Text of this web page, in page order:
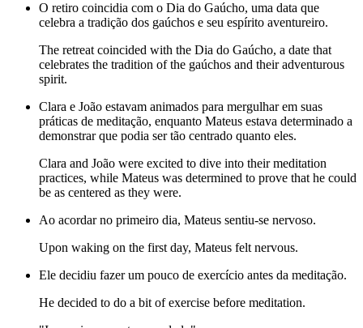
O retiro coincidia com o Dia do Gaúcho, uma data que
celebra a tradição dos gaúchos e seu espírito aventureiro.
The retreat coincided with the Dia do Gaúcho, a date that
celebrates the tradition of the gaúchos and their adventurous
spirit.
Clara e João estavam animados para mergulhar em suas
práticas de meditação, enquanto Mateus estava determinado a
demonstrar que podia ser tão centrado quanto eles.
Clara and João were excited to dive into their meditation
practices, while Mateus was determined to prove that he could
be as centered as they were.
Ao acordar no primeiro dia, Mateus sentiu-se nervoso.
Upon waking on the first day, Mateus felt nervous.
Ele decidiu fazer um pouco de exercício antes da meditação.
He decided to do a bit of exercise before meditation.